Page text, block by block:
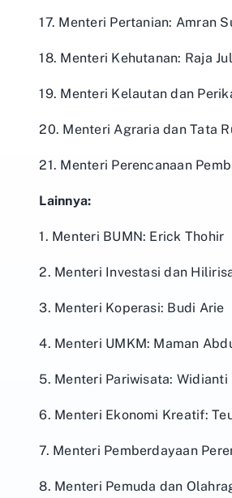
17. Menteri Pertanian: Amran
18. Menteri Kehutanan: Raja
19. Menteri Kelautan dan
20. Menteri Agraria dan Tata
21. Menteri Perencanaan
Lainnya:
1. Menteri BUMN: Erick Thohir
2. Menteri Investasi dan
3. Menteri Koperasi: Budi Arie
4. Menteri UMKM: Maman
5. Menteri Pariwisata: Widianti
6. Menteri Ekonomi Kreatif:
7. Menteri Pemberdayaan
8. Menteri Pemuda dan